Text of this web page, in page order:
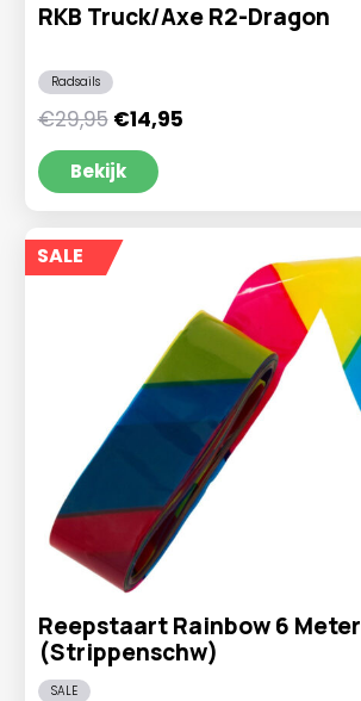
RKB Truck/Axe R2-Dragon
Radsails
€29,95 Oorspronkelijke
prijs
was:
€29,95.
€14,95Huidige
Bekijk
SALE
Reepstaart Rainbow 6 Meter
(Strippenschw)
SALE